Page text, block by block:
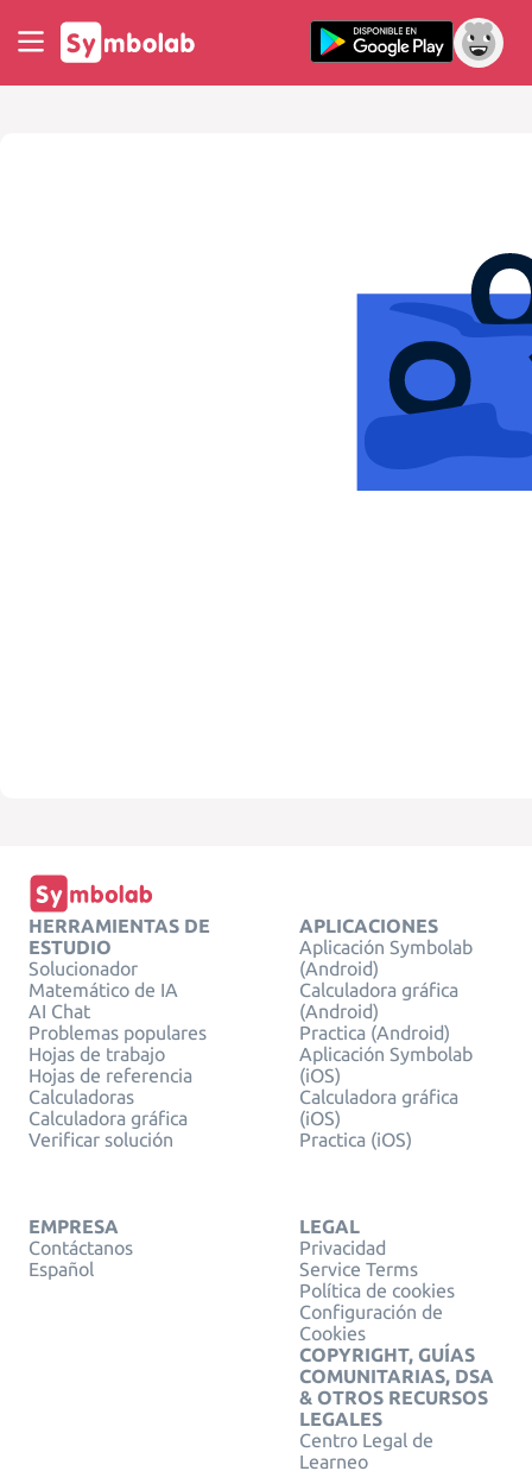
HERRAMIENTAS DE
ESTUDIO
Solucionador
Matemático de IA
AI Chat
Problemas populares
Hojas de trabajo
Hojas de referencia
Calculadoras
Calculadora gráfica
Verificar solución
APLICACIONES
Aplicación Symbolab
(Android)
Calculadora gráfica
(Android)
Practica (Android)
Aplicación Symbolab
(iOS)
Calculadora gráfica
(iOS)
Practica (iOS)
EMPRESA
Contáctanos
Español
LEGAL
Privacidad
Service Terms
Política de cookies
Configuración de
Cookies
COPYRIGHT, GUÍAS
COMUNITARIAS, DSA
& OTROS RECURSOS
LEGALES
Centro Legal de
Learneo